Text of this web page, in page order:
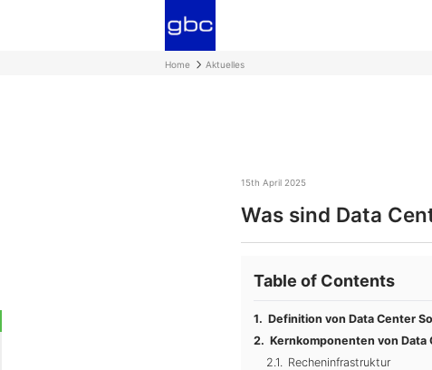
Home Aktuelles
15th April 2025
​Was sind Data
Table of Contents
Definition von Data Center
Kernkomponenten von Data
Recheninfrastruktur